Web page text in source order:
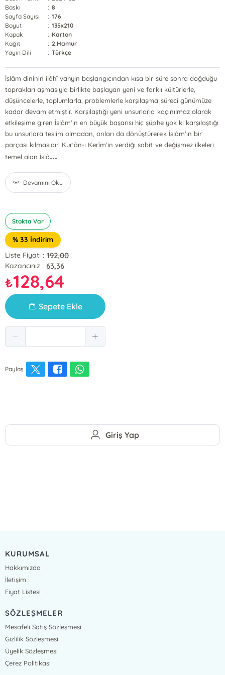
Baskı
: 8
Sayfa Sayısı
: 176
Boyut
: 135x210
Kapak
: Karton
Kağıt
: 2.Hamur
Yayın Dili
: Türkçe
İslâm dininin ilâhî vahyin başlangıcından kısa bir süre sonra doğduğu
toprakları aşmasıyla birlikte başlayan yeni ve farklı kültürlerle,
düşüncelerle, toplumlarla, problemlerle karşılaşma süreci günümüze
kadar devam etmiştir. Karşılaştığı yeni unsurlarla kaçınılmaz olarak
etkileşime giren İslâm'ın en büyük başarısı hiç şüphe yok ki karşılaştığı
bu unsurlara teslim olmadan, onları da dönüştürerek İslâm'ın bir
parçası kılmasıdır. Kur'ân-ı Kerîm'in verdiği sabit ve değişmez ilkeleri
temel alan İslâ...
Devamını Oku
Stokta Var
% 33 İndirim
Liste Fiyatı : 192,00
Kazancınız : 63,36
₺128,64
Sepete Ekle
Paylaş
Giriş Yap
KURUMSAL
Hakkımızda
İletişim
Fiyat Listesi
SÖZLEŞMELER
Mesafeli Satış Sözleşmesi
Gizlilik Sözleşmesi
Üyelik Sözleşmesi
Çerez Politikası